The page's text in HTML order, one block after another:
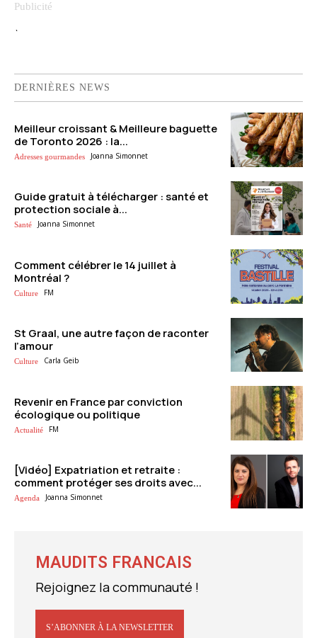
`
DERNIÈRES NEWS
Meilleur croissant & Meilleure baguette
de Toronto 2026 : la...
Adresses gourmandes Joanna Simonnet
Guide gratuit à télécharger : santé et
protection sociale à...
Santé Joanna Simonnet
Comment célébrer le 14 juillet à
Montréal ?
Culture FM
St Graal, une autre façon de raconter
l’amour
Culture Carla Geib
Revenir en France par conviction
écologique ou politique
Actualité FM
[Vidéo] Expatriation et retraite :
comment protéger ses droits avec...
Agenda Joanna Simonnet
MAUDITS FRANCAIS
Rejoignez la communauté !
S’ABONNER À LA NEWSLETTER